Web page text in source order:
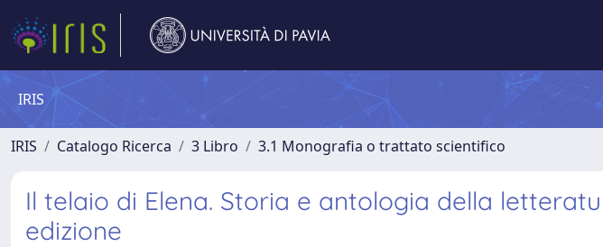
IRIS
IRIS Catalogo Ricerca 3 Libro 3.1 Monografia o trattato scientifico
Il telaio di Elena. Storia e antologia della
edizione